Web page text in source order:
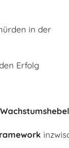
in der
Erfolg